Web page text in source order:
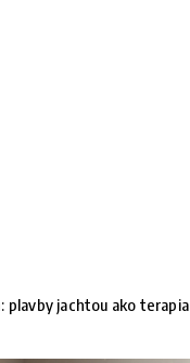
plavby jachtou ako terapia